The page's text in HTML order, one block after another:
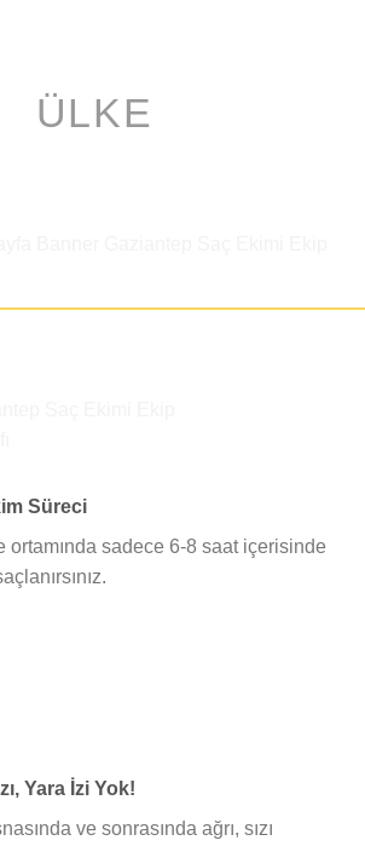
ÜLKE
Süreci
ortamında sadece 6-8 saat içerisinde
Yara İzi Yok!
ve sonrasında ağrı, sızı